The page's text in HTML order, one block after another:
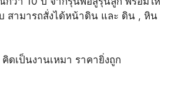
สามารถสั่งได้หน้าดิน และ ดิน , หิน
ดเป็นงานเหมา ราคายิ่งถูก